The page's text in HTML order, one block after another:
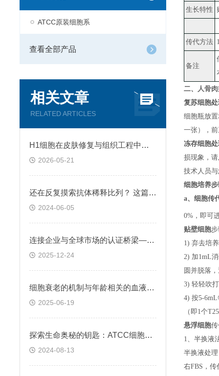
ATCC原装细胞系
查看全部产品
相关文章
RELATED ARTICLES
H1细胞在皮肤修复与组织工程中的应用前景
2026-05-21
还在反复摸索抗体稀释比列？ 这篇IHC秘籍快来收好！
2024-06-05
连接企业与全球市场的认证桥梁——ATCC细胞
2025-12-24
细胞衰老的机制与年龄相关的血液凝固有关
2025-06-19
探索生命奥秘的钥匙：ATCC细胞株的科学之旅
2024-08-13
生长特性
传代方法
备注
二、 人骨
复苏细胞
细胞瓶放
一张）
，
冻存细胞
损现象，
技术人员
细胞培养
a、 细胞传
0%，即可
贴壁细胞
1) 弃去培
2) 加1mL
圆并脱落
3) 轻轻吹
4) 按5-
（即1个
悬浮细胞
1、半换液
半换液处
右FBS，